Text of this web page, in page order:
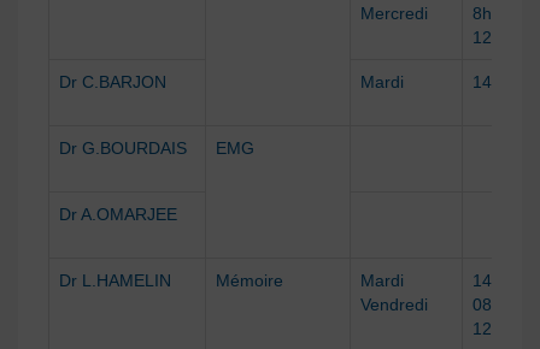
Mercredi
8h30-
12h
Dr C.BARJON Mardi 14h-17h
Dr G.BOURDAIS EMG
Dr A.OMARJEE
Dr L.HAMELIN Mémoire
Mardi
Vendredi
14h-15h
08h30-
12h